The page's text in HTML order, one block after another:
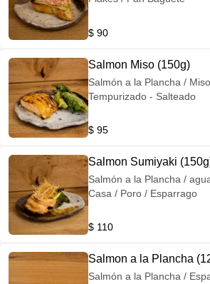
$ 90
Salmon Miso (150g)
Salmón a la Plancha /
Tempurizado - Salteado
$ 95
Salmon Sumiyaki
Salmón a la Plancha /
Casa / Poro / Esparrago
$ 110
Salmon a la Plancha
Salmón a la Plancha /